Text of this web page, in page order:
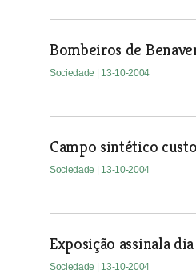
Bombeiros de
Sociedade | 13-10-2004
Campo sintético
Sociedade | 13-10-2004
Exposição assinala
Sociedade | 13-10-2004